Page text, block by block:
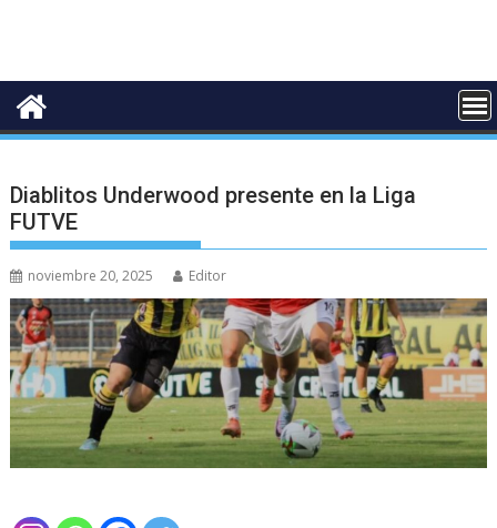
Diablitos Underwood presente en la Liga
FUTVE
noviembre 20, 2025 Editor